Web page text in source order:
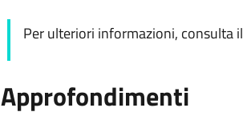
Per ulteriori informazioni, consulta il
Approfondimenti